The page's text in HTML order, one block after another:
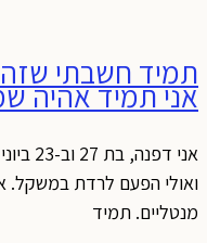
תמיד חשבתי שזה
אני תמיד אהיה
ואולי הפעם לרדת במשקל.
מנטליים. תמיד